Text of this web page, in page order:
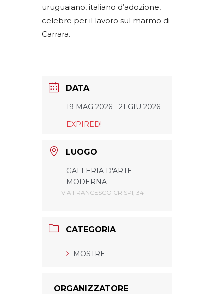
uruguaiano, italiano d’adozione,
celebre per il lavoro sul marmo di
Carrara.
DATA
19 MAG 2026 - 21 GIU 2026
EXPIRED!
LUOGO
GALLERIA D'ARTE
MODERNA
VIA FRANCESCO CRISPI, 34
CATEGORIA
MOSTRE
ORGANIZZATORE